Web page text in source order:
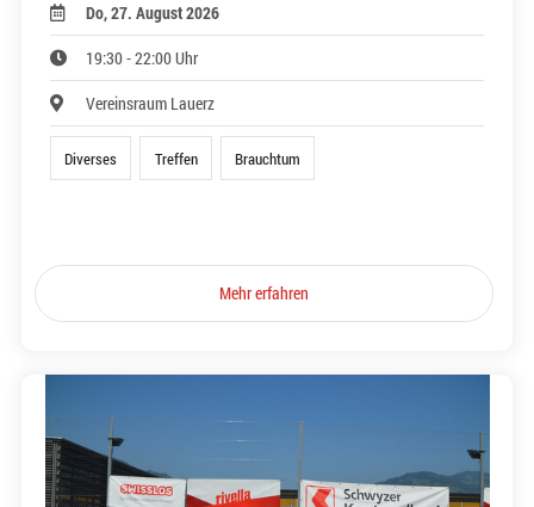
Do, 27. August 2026
19:30 - 22:00 Uhr
Vereinsraum Lauerz
Diverses Treffen Brauchtum
Mehr erfahren